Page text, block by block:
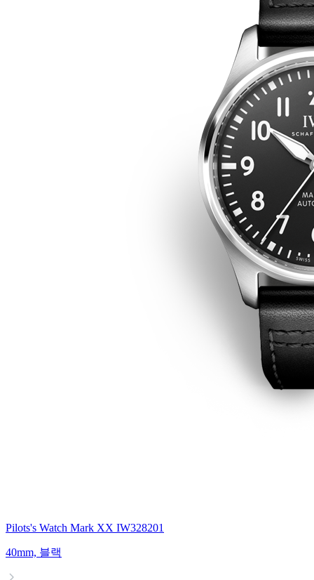
Pilots's Watch Mark XX IW328201
40mm, 블랙